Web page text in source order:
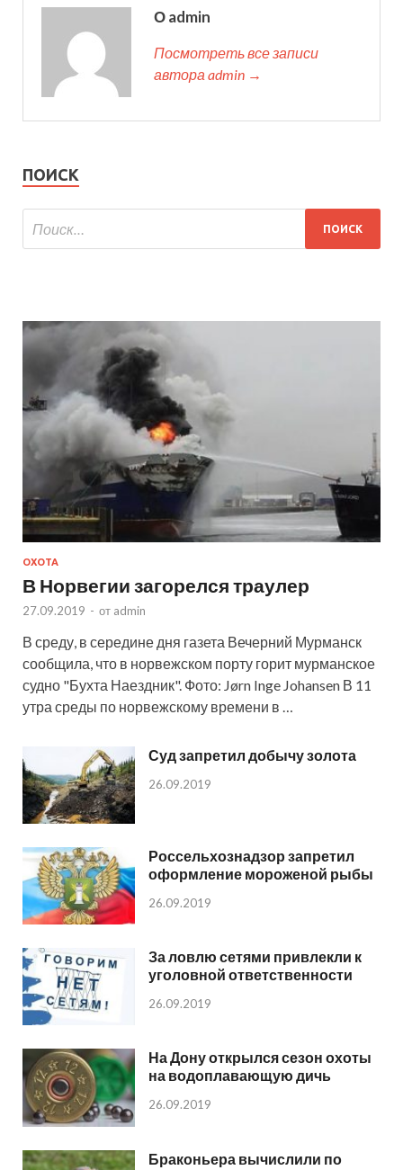
О admin
Посмотреть все записи
автора admin →
ПОИСК
ОХОТА
В Норвегии загорелся траулер
27.09.2019 - от admin
В среду, в середине дня газета Вечерний Мурманск
сообщила, что в норвежском порту горит мурманское
судно "Бухта Наездник". Фото: Jørn Inge Johansen В 11
утра среды по норвежскому времени в …
Суд запретил добычу золота
26.09.2019
Россельхознадзор запретил
оформление мороженой рыбы
26.09.2019
За ловлю сетями привлекли к
уголовной ответственности
26.09.2019
На Дону открылся сезон охоты
на водоплавающую дичь
26.09.2019
Браконьера вычислили по